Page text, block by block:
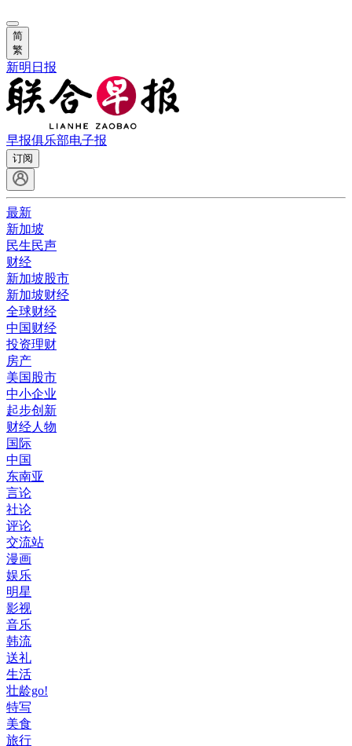
简
繁
新明日报
早报俱乐部电子报
订阅
最新
新加坡
民生民声
财经
新加坡股市
新加坡财经
全球财经
中国财经
投资理财
房产
美国股市
中小企业
起步创新
财经人物
国际
中国
东南亚
言论
社论
评论
交流站
漫画
娱乐
明星
影视
音乐
韩流
送礼
生活
壮龄go!
特写
美食
旅行